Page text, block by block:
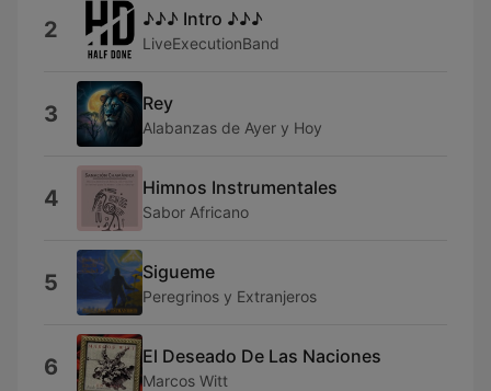
2 ♪♪♪ Intro ♪♪♪
LiveExecutionBand
3 Rey
Alabanzas de Ayer y Hoy
4 Himnos Instrumentales
Sabor Africano
5 Sigueme
Peregrinos y Extranjeros
6 El Deseado De Las Naciones
Marcos Witt